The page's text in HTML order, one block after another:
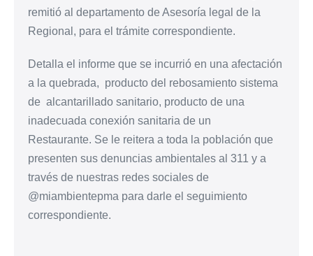
remitió al departamento de Asesoría legal de la
Regional, para el trámite correspondiente.
Detalla el informe que se incurrió en una afectación
a la quebrada, producto del rebosamiento sistema
de alcantarillado sanitario, producto de una
inadecuada conexión sanitaria de un
Restaurante. Se le reitera a toda la población que
presenten sus denuncias ambientales al 311 y a
través de nuestras redes sociales de
@miambientepma para darle el seguimiento
correspondiente.